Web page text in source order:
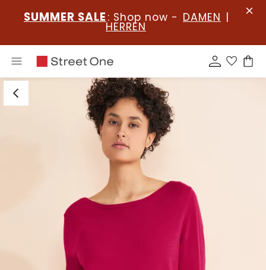
SUMMER SALE : Shop now - DAMEN |
HERREN